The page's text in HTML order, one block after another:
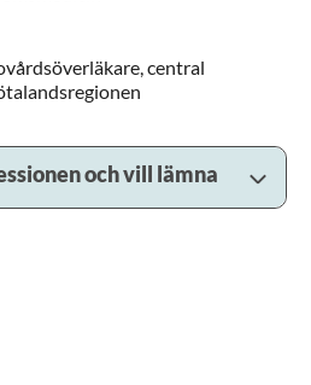
central
och vill lämna